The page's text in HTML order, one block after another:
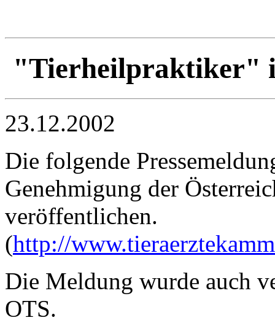
"Tierheilpraktiker"
23.12.2002
Die folgende
Genehmigung der
veröffentlichen.
(http://
Die Meldung wurde auch
OTS.